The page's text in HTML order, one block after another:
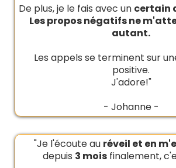
De plus, je le fais avec un certain
Les propos négatifs ne
autant.
Les appels se terminent sur
positive.
J'adore!"
- Johanne -
"Je l'écoute au réveil et en
depuis 3 moisfinalement,